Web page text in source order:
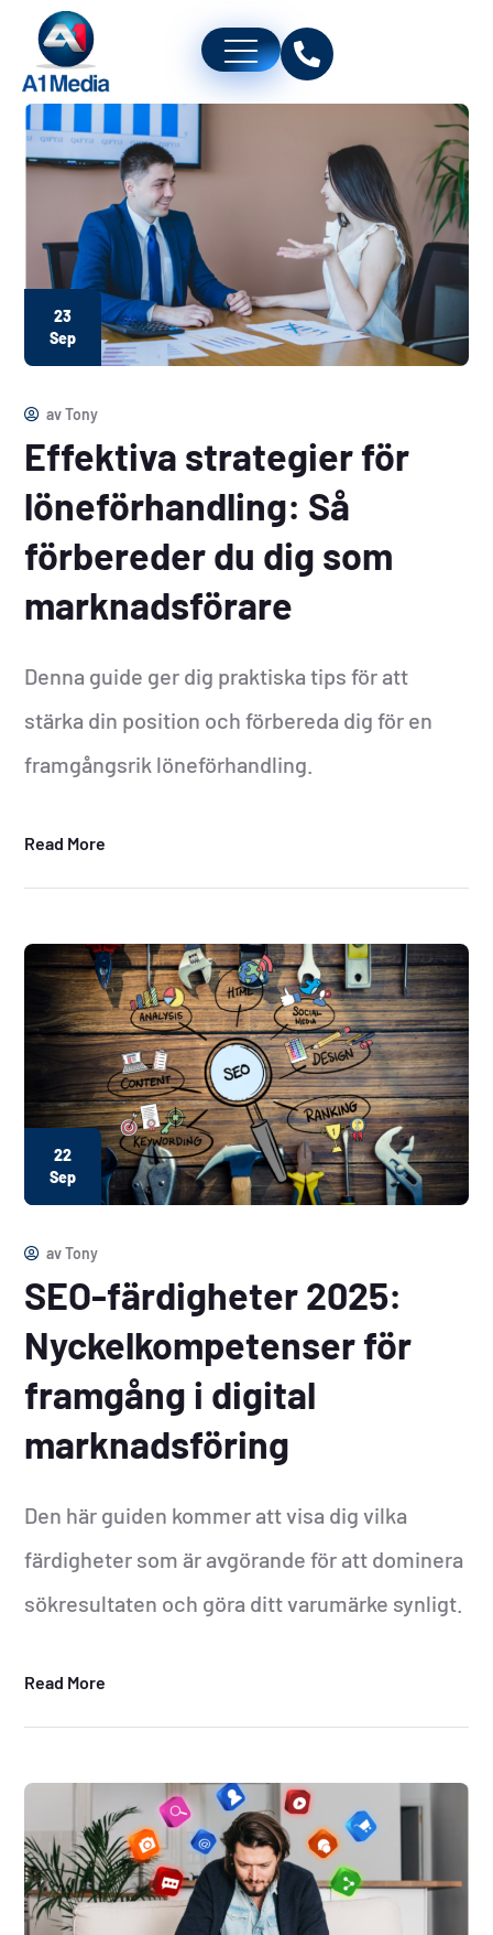
23
Sep
avTony
Effektiva strategier för
löneförhandling: Så
förbereder du dig som
marknadsförare
Denna guide ger dig praktiska tips för att
stärka din position och förbereda dig för en
framgångsrik löneförhandling.
Read More
22
Sep
avTony
SEO-färdigheter 2025:
Nyckelkompetenser för
framgång i digital
marknadsföring
Den här guiden kommer att visa dig vilka
färdigheter som är avgörande för att dominera
sökresultaten och göra ditt varumärke synligt.
Read More